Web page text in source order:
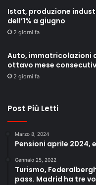
Istat, produzione
dell’1% a giugno
2 giorni fa
Auto, immatricolazioni
ottavo mese
2 giorni fa
Post Più Letti
Marzo 8, 2024
Pensioni aprile 2024,
Gennaio 25, 2022
Turismo,
pass. Madrid ha tre